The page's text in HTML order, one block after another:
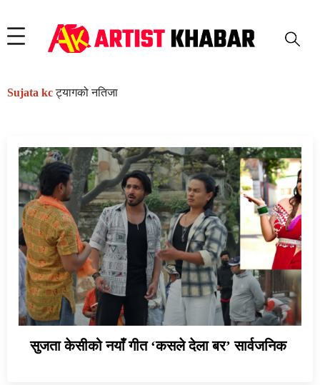
Sujata kcट्यागको नतिजा
सुजता केसीको नयाँ गीत ‘कसले देला बर’ सार्वजनिक